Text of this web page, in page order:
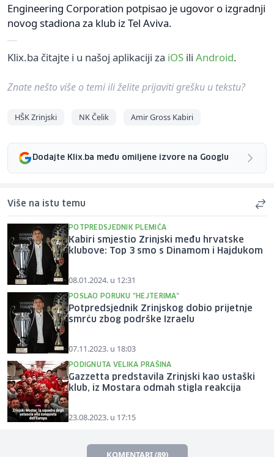
Engineering Corporation potpisao je ugovor o izgradnji
novog stadiona za klub iz Tel Aviva.
Klix.ba čitajte i u našoj aplikaciji za iOS ili Android.
Znate nešto više o temi ili želite prijaviti grešku u tekstu?
HŠK Zrinjski NK Čelik Amir Gross Kabiri
Dodajte Klix.ba među omiljene izvore na Googlu
Više na istu temu
POTPREDSJEDNIK PLEMIĆA
Kabiri smjestio Zrinjski među hrvatske
klubove: Top 3 smo s Dinamom i Hajdukom
08.01.2024. u 12:31
POSLAO PORUKU "HEJTERIMA"
Potpredsjednik Zrinjskog dobio prijetnje
smrću zbog podrške Izraelu
07.11.2023. u 18:03
PODIGNUTA VELIKA PRAŠINA
Gazzetta predstavila Zrinjski kao ustaški
klub, iz Mostara odmah stigla reakcija
23.08.2023. u 17:15
KOMENTARI (89)